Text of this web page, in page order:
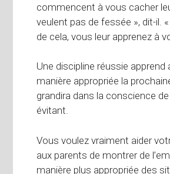
commencent à vous cacher
veulent pas de fessée », dit-il.
de cela, vous leur apprenez à
Une discipline réussie
manière appropriée la
grandira dans la conscience
évitant.
Vous voulez vraiment aider
aux parents de montrer de
manière plus appropriée des